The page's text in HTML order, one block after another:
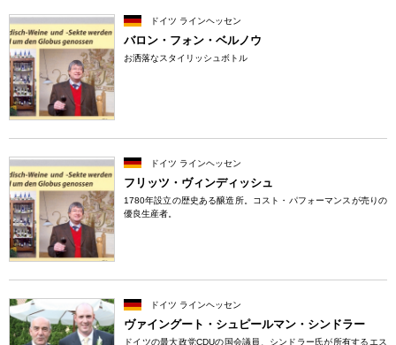
ドイツ ラインヘッセン
バロン・フォン・ベルノウ
お洒落なスタイリッシュボトル
ドイツ ラインヘッセン
フリッツ・ヴィンディッシュ
1780年設立の歴史ある醸造所。コスト・パフォーマンスが売りの
優良生産者。
ドイツ ラインヘッセン
ヴァイングート・シュピールマン・シンドラー
ドイツの最大政党CDUの国会議員、シンドラー氏が所有するエス